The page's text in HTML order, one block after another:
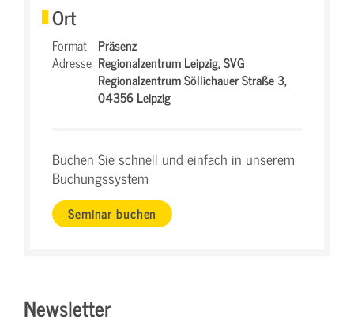
Ort
Format Präsenz
Adresse Regionalzentrum Leipzig,SVG
Regionalzentrum Söllichauer Straße 3,
04356 Leipzig
Buchen Sie schnell und einfach in unserem
Buchungssystem
Seminar buchen
Newsletter